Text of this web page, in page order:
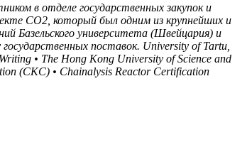
в отделе государственных закупок и
CO2, который был одним из крупнейших и
Базельского университета (Швейцария) и
поставок. University of Tartu,
• The Hong Kong University of Science and
(CKC) • Chainalysis Reactor Certification